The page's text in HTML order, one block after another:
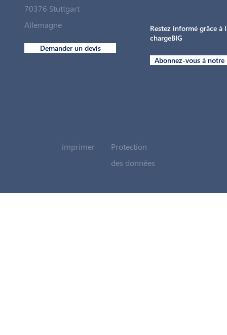
70376 Stuttgart
Allemagne
Demander un devis
Restez informé grâce à
chargeBIG
Abonnez-vous à notre
imprimer
Protection
des données